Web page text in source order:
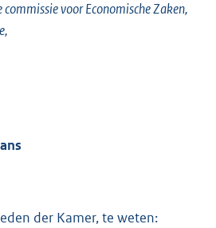
voor Economische Zaken,
der Kamer, te weten: